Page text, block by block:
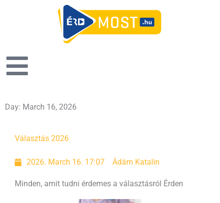
Day: March 16, 2026
Választás 2026
2026. March 16. 17:07 Ádám Katalin
Minden, amit tudni érdemes a választásról Érden